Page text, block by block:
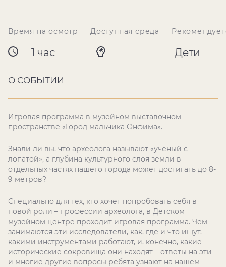
Время на осмотр
1 час
Доступная среда
Дети
О СОБЫТИИ
Игровая программа в музейном выставочном
пространстве «Город мальчика Онфима».
Знали ли вы, что археолога называют «учёный с
лопатой», а глубина культурного слоя земли в
отдельных частях нашего города может достигать до 8-
9 метров?
Специально для тех, кто хочет попробовать себя в
новой роли – профессии археолога, в Детском
музейном центре проходит игровая программа. Чем
занимаются эти исследователи, как, где и что ищут,
какими инструментами работают, и, конечно, какие
исторические сокровища они находят – ответы на эти
и многие другие вопросы ребята узнают на нашем